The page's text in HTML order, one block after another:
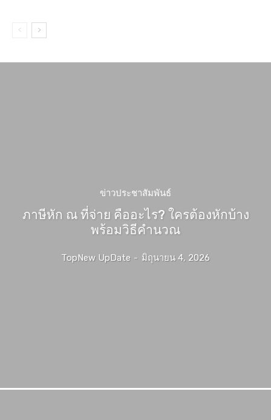
ข่าวประชาสัมพันธ์
ภาษีหัก ณ ที่จ่าย คืออะไร? ใครต้องหักบ้าง
พร้อมวิธีคำนวณ
TopNew UpDate - มิถุนายน 4, 2026